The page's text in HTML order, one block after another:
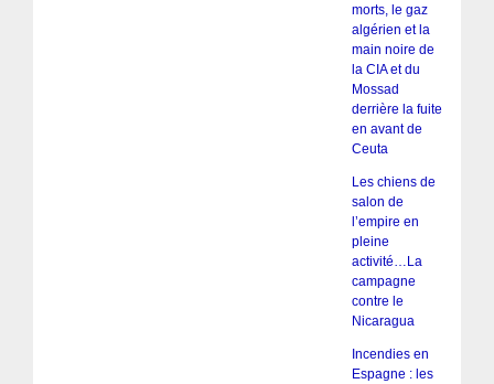
morts, le gaz
algérien et la
main noire de
la CIA et du
Mossad
derrière la fuite
en avant de
Ceuta
Les chiens de
salon de
l’empire en
pleine
activité…La
campagne
contre le
Nicaragua
Incendies en
Espagne : les